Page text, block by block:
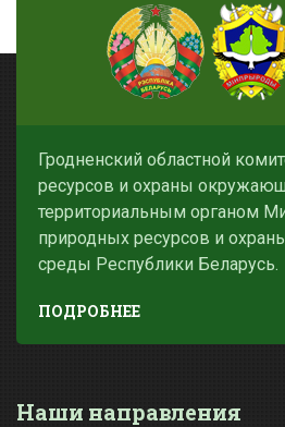
Гродненский областной
ресурсов и охраны
территориальным органом
природных ресурсов и
среды Республики Беларусь.
ПОДРОБНЕЕ
Наши направления